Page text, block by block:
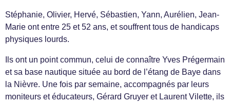
Stéphanie, Olivier, Hervé, Sébastien, Yann, Aurélien, Jean-
Marie ont entre 25 et 52 ans, et souffrent tous de handicaps
physiques lourds.
Ils ont un point commun, celui de connaître Yves Prégermain
et sa base nautique située au bord de l’étang de Baye dans
la Nièvre. Une fois par semaine, accompagnés par leurs
moniteurs et éducateurs, Gérard Gruyer et Laurent Vilette, ils